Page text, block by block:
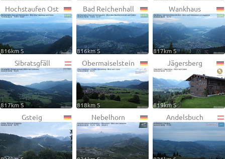
Hochstaufen Ost
816km S
Bad Reichenhall
816km S
Wankhaus
817km S
Sibratsgfäll
817km S
Obermaiselstein
818km S
Jägersberg
819km S
Gsteig Nebelhorn Andelsbuch